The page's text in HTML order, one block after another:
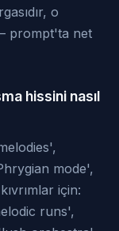
o
prompt'ta net
hissini nasıl
mode',
için:
runs',